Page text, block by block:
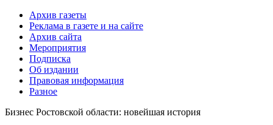
Архив газеты
Реклама в газете и на сайте
Архив сайта
Мероприятия
Подписка
Об издании
Правовая информация
Разное
Бизнес Ростовской области: новейшая история